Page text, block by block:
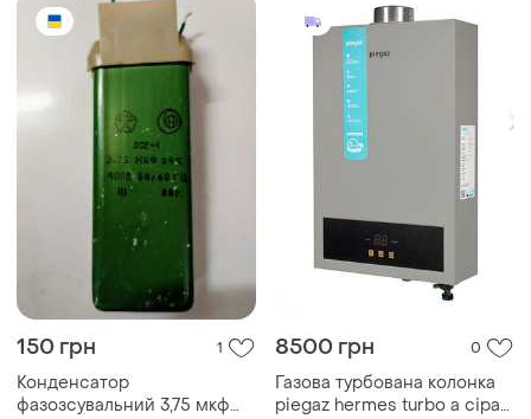
150 грн 1
Конденсатор
фазозсувальний 3,75 мкф
8500 грн 0
Газова турбована колонка
piegaz hermes turbo a сіра